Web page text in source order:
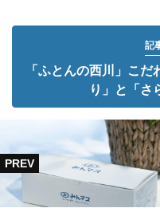
記
「ふとんの西川」こ
り」と「さ